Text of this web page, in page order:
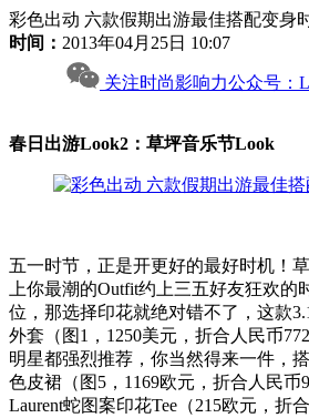
彩色出动 六款假期出游最佳搭配变身
时间： 2013年04月25日 10:07
关注时尚影响力公众号
春日出游Look2：草坪音乐节Look
五一时节，正是开更好的最好时机！
上你最潮的Outfit约上三五好友狂欢的
位，那选择印花就绝对错不了，这款
外套（图1，1250美元，折合人民币
明星都强烈推荐，你当然得来一件，搭
色皮裙（图5，1169欧元，折合人民币
Laurent蛇图案印花Tee（215欧元，折